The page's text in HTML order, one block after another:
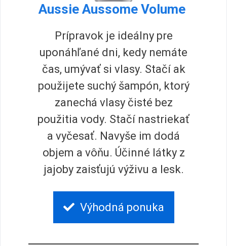
Aussie Aussome Volume
Prípravok je ideálny pre
uponáhľané dni, kedy nemáte
čas, umývať si vlasy. Stačí ak
použijete suchý šampón, ktorý
zanechá vlasy čisté bez
použitia vody. Stačí nastriekať
a vyčesať. Navyše im dodá
objem a vôňu. Účinné látky z
jajoby zaisťujú výživu a lesk.
Výhodná ponuka